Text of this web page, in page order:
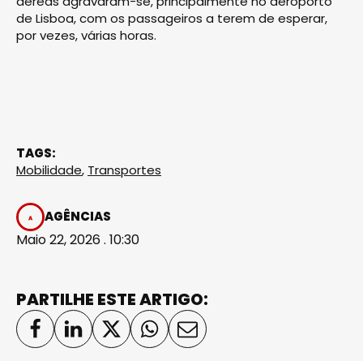
de Lisboa, com os passageiros a terem de esperar,
por vezes, várias horas.
TAGS:
Mobilidade, Transportes
AGÊNCIAS
Maio 22, 2026 . 10:30
PARTILHE ESTE ARTIGO: